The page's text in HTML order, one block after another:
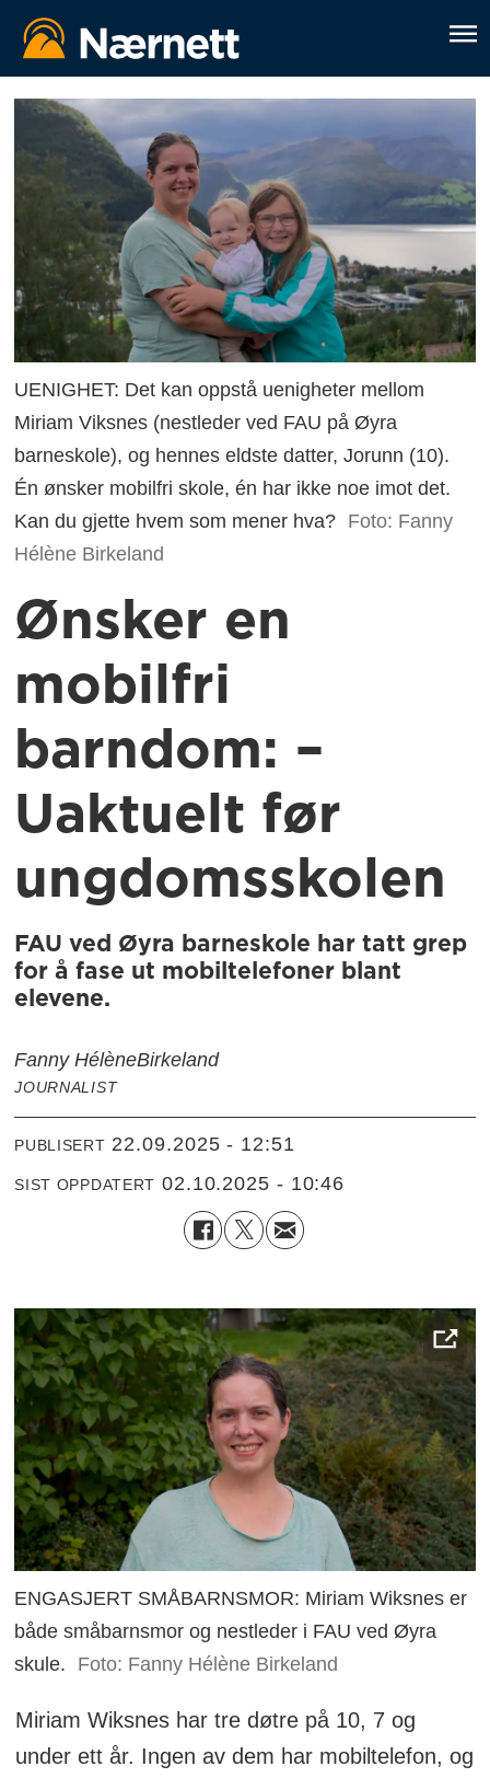
UENIGHET: Det kan oppstå uenigheter mellom
Miriam Viksnes (nestleder ved FAU på Øyra
barneskole), og hennes eldste datter, Jorunn (10).
Én ønsker mobilfri skole, én har ikke noe imot det.
Kan du gjette hvem som mener hva? Foto: Fanny
Hélène Birkeland
Ønsker en
mobilfri
barndom: –
Uaktuelt før
ungdomsskolen
FAU ved Øyra barneskole har tatt grep
for å fase ut mobiltelefoner blant
elevene.
Fanny HélèneBirkeland
JOURNALIST
PUBLISERT 22.09.2025 - 12:51
SIST OPPDATERT 02.10.2025 - 10:46
ENGASJERT SMÅBARNSMOR: Miriam Wiksnes er
både småbarnsmor og nestleder i FAU ved Øyra
skule.
Foto: Fanny Hélène Birkeland
Miriam Wiksnes har tre døtre på 10, 7 og
under ett år. Ingen av dem har mobiltelefon, og